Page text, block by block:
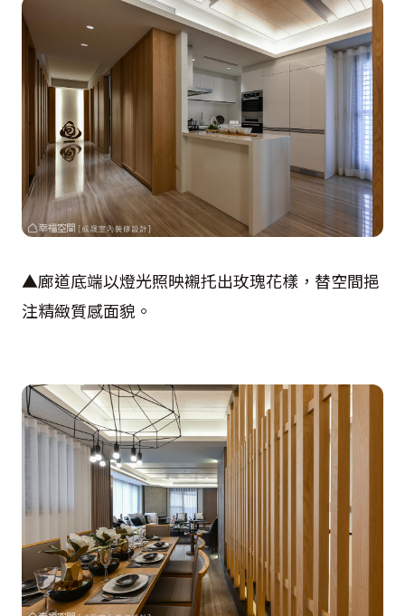
▲廊道底端以燈光照映襯托出玫瑰花樣，替空間挹
注精緻質感面貌。